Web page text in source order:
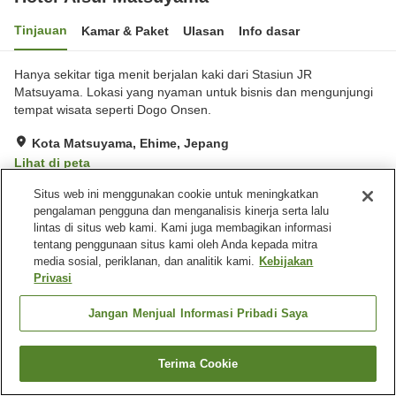
Tinjauan Kamar & Paket Ulasan Info dasar
Hanya sekitar tiga menit berjalan kaki dari Stasiun JR
Matsuyama. Lokasi yang nyaman untuk bisnis dan mengunjungi
tempat wisata seperti Dogo Onsen.
Kota Matsuyama, Ehime, Jepang
Lihat di peta
Sangat baik Ulasan: 517
Fasilitas properti
Tempat parkir
Spa / Salon kecantikan
Restoran
Beranda Jepang Ehime
Kota Matsuyama
Hotel Aisul Matsuyama
Cari kamar
Situs web ini menggunakan cookie untuk meningkatkan
pengalaman pengguna dan menganalisis kinerja serta lalu
lintas di situs web kami. Kami juga membagikan informasi
tentang penggunaan situs kami oleh Anda kepada mitra
media sosial, periklanan, dan analitik kami. Kebijakan
Privasi
Jangan Menjual Informasi Pribadi Saya
Terima Cookie